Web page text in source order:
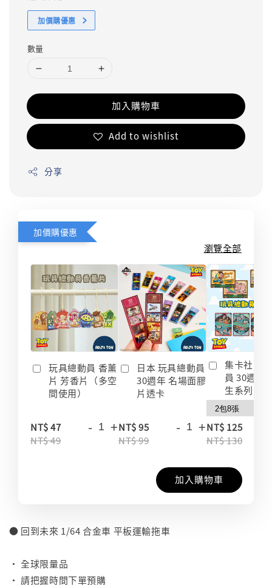
加價購優惠
數量
加入購物車
Add to wishlist
分享
加價購優惠
瀏覽全部
玩具總動員 香薰
片 芳香片（多空
間使用）
NT$ 47
NT$ 49
- +
日本 玩具總動員
30週年 名場面膠
片透卡
NT$ 95
NT$ 99
- +
集卡社 玩
員 30週年
生系列 收
NT$ 125
NT$ 130
加入購物車
● 回到未來 1/64 合金車 平板運輸拖車
• 全球限量品
• 請把握時間下單預購